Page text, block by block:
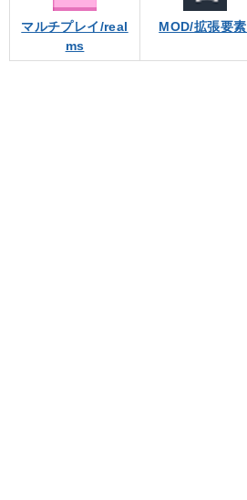
マルチプレイ/real
ms
MOD/拡張要素